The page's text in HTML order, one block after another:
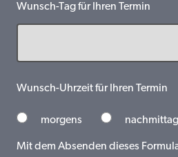
Wunsch-Tag für Ihren Termin
Wunsch-Uhrzeit für Ihren Termin
morgens
Mit dem Absenden dieses